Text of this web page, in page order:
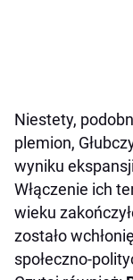
Niestety,
plemion,
wyniku
Włączenie ich
wieku
zostało
społeczno-